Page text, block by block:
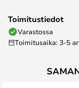
Toimitustiedot
Varastossa
Toimitusaika: 3-5